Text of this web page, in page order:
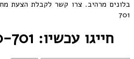
701
חייגו עכשיו: 072-3340-701